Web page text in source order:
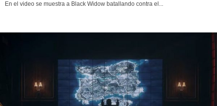
En el video se muestra a Black Widow batallando contra el...